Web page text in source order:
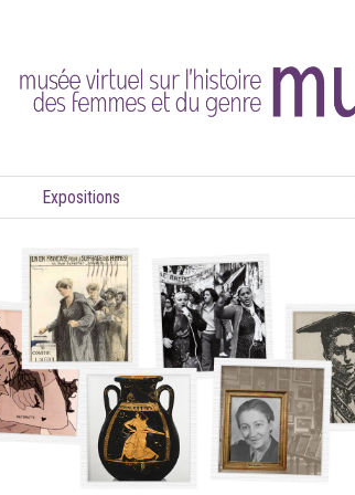
Expositions